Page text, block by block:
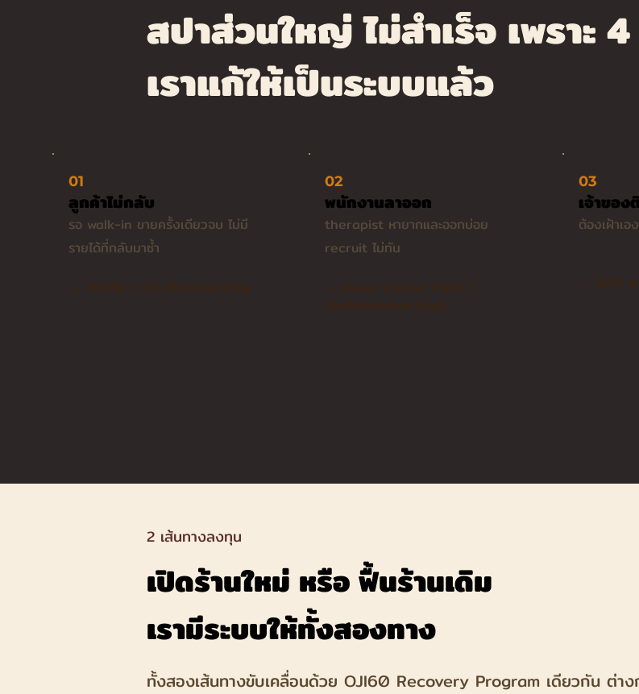
สปาส่วนใหญ่ ไม่สำเร็จ เพราะ
เราแก้ให้เป็นระบบแล้ว
01
ลูกค้าไม่กลับ
รอ walk-in ขายครั้งเดียวจบ ไม่มี
รายได้ที่กลับมาซ้ำ
02
พนักงานลาออก
therapist หายากและออกบ่อย
recruit ไม่ทัน
03
เจ้าของ
ต้องเฝ้าเอ
2 เส้นทางลงทุน
เปิดร้านใหม่ หรือ ฟื้นร้านเดิม
เรามีระบบให้ทั้งสองทาง
ทั้งสองเส้นทางขับเคลื่อนด้วย OJI60 Recovery Program เดียวกัน ต่า